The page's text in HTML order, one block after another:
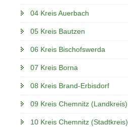
04 Kreis Auerbach
05 Kreis Bautzen
06 Kreis Bischofswerda
07 Kreis Borna
08 Kreis Brand-Erbisdorf
09 Kreis Chemnitz (Landkreis)
10 Kreis Chemnitz (Stadtkreis)